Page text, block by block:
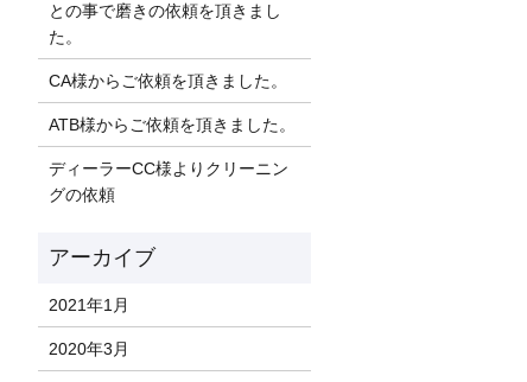
との事で磨きの依頼を頂きまし
た。
CA様からご依頼を頂きました。
ATB様からご依頼を頂きました。
ディーラーCC様よりクリーニン
グの依頼
2021年1月
2020年3月